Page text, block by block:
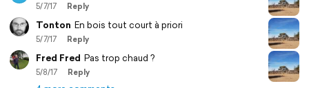
5/7/17 Reply
Tonton En bois tout court à priori
5/7/17 Reply
Fred Fred Pas trop chaud ?
5/8/17 Reply